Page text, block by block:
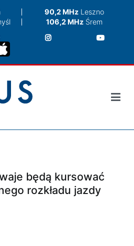
90,2 MHzLeszno
106,2 MHz Śrem
będą kursować
rozkładu jazdy